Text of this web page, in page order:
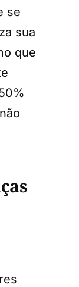
se
sua
que